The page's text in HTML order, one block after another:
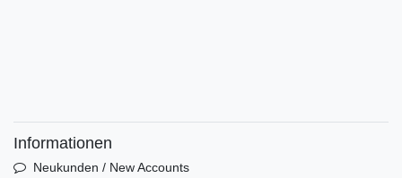
Informationen
Neukunden / New Accounts